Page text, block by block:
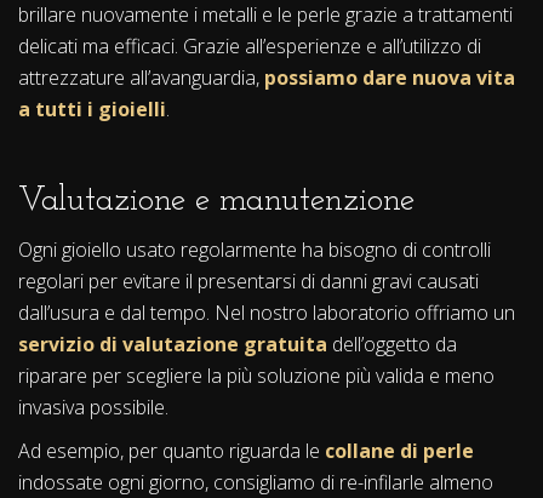
brillare nuovamente i metalli e le perle grazie a trattamenti
delicati ma efficaci. Grazie all’esperienze e all’utilizzo di
attrezzature all’avanguardia, possiamo dare nuova vita
a tutti i gioielli.
Valutazione e manutenzione
Ogni gioiello usato regolarmente ha bisogno di controlli
regolari per evitare il presentarsi di danni gravi causati
dall’usura e dal tempo. Nel nostro laboratorio offriamo un
servizio di valutazione gratuita dell’oggetto da
riparare per scegliere la più soluzione più valida e meno
invasiva possibile.
Ad esempio, per quanto riguarda le collane di perle
indossate ogni giorno, consigliamo di re-infilarle almeno